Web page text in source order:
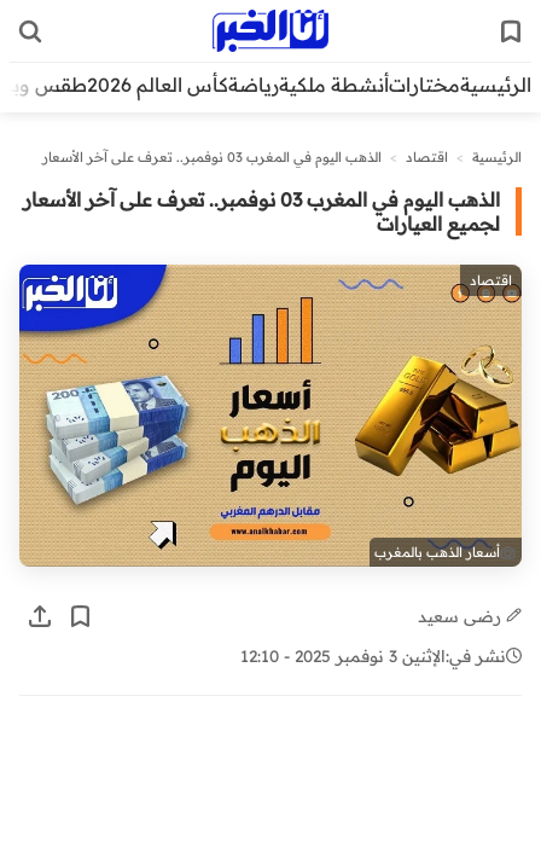
الرئيسيةمختاراتأنشطة ملكيةرياضةكأس العالم 2026 طقس
الرئيسية > اقتصاد >
الذهب اليوم في المغرب 03 نوفمبر.. تعرف على آخر الأسعار
الذهب اليوم في المغرب 03 نوفمبر.. تعرف على آخر الأسعار
لجميع العيارات
اقتصاد
أسعار الذهب بالمغرب
رضى سعيد
نشر في:الإثنين 3 نوفمبر 2025 - 12:10